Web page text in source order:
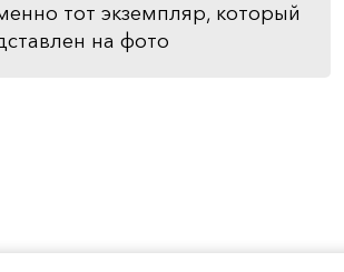
тот экземпляр, который
на фото